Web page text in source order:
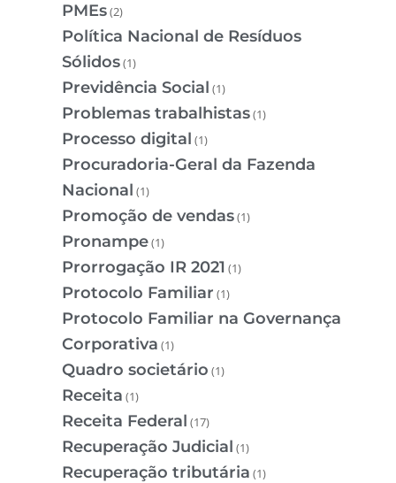
PMEs(2)
Política Nacional de Resíduos
Sólidos(1)
Previdência Social (1)
Problemas trabalhistas(1)
Processo digital (1)
Procuradoria-Geral da Fazenda
Nacional (1)
Promoção de vendas(1)
Pronampe(1)
Prorrogação IR 2021 (1)
Protocolo Familiar (1)
Protocolo Familiar na Governança
Corporativa (1)
Quadro societário (1)
Receita (1)
Receita Federal (17)
Recuperação Judicial (1)
Recuperação tributária (1)